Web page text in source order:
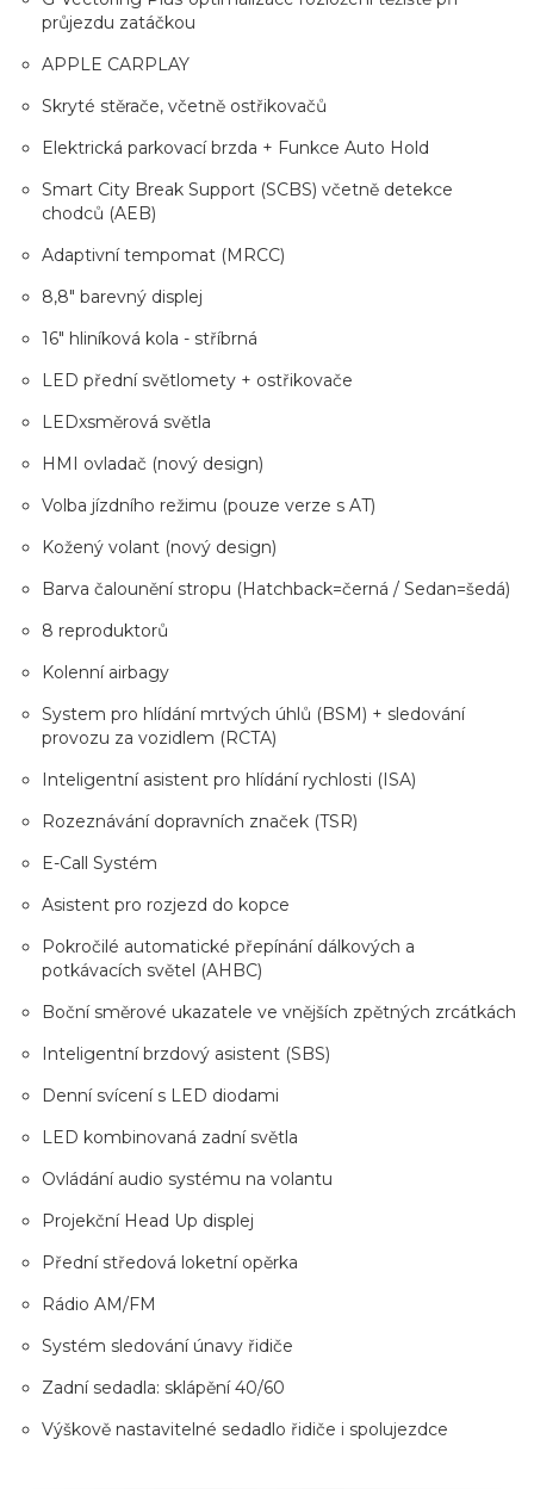
průjezdu zatáčkou
APPLE CARPLAY
Skryté stěrače, včetně ostřikovačů
Elektrická parkovací brzda + Funkce Auto Hold
Smart City Break Support (SCBS) včetně detekce
chodců (AEB)
Adaptivní tempomat (MRCC)
8,8" barevný displej
16" hliníková kola - stříbrná
LED přední světlomety + ostřikovače
LEDxsměrová světla
HMI ovladač (nový design)
Volba jízdního režimu (pouze verze s AT)
Kožený volant (nový design)
Barva čalounění stropu (Hatchback=černá / Sedan=šedá)
8 reproduktorů
Kolenní airbagy
System pro hlídání mrtvých úhlů (BSM) + sledování
provozu za vozidlem (RCTA)
Inteligentní asistent pro hlídání rychlosti (ISA)
Rozeznávání dopravních značek (TSR)
E-Call Systém
Asistent pro rozjezd do kopce
Pokročilé automatické přepínání dálkových a
potkávacích světel (AHBC)
Boční směrové ukazatele ve vnějších zpětných zrcátkách
Inteligentní brzdový asistent (SBS)
Denní svícení s LED diodami
LED kombinovaná zadní světla
Ovládání audio systému na volantu
Projekční Head Up displej
Přední středová loketní opěrka
Rádio AM/FM
Systém sledování únavy řidiče
Zadní sedadla: sklápění 40/60
Výškově nastavitelné sedadlo řidiče i spolujezdce